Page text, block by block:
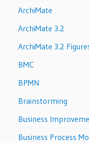
ArchiMate
ArchiMate 3.2
ArchiMate 3.2
BMC
BPMN
Brainstorming
Business
Business Process